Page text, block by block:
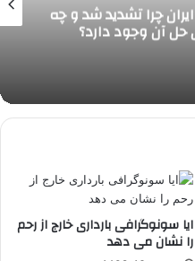
بیماری های عفونی
سلامت عمومی
ایا سونوگرافی بارداری خارج از رحم
را نشان می دهد